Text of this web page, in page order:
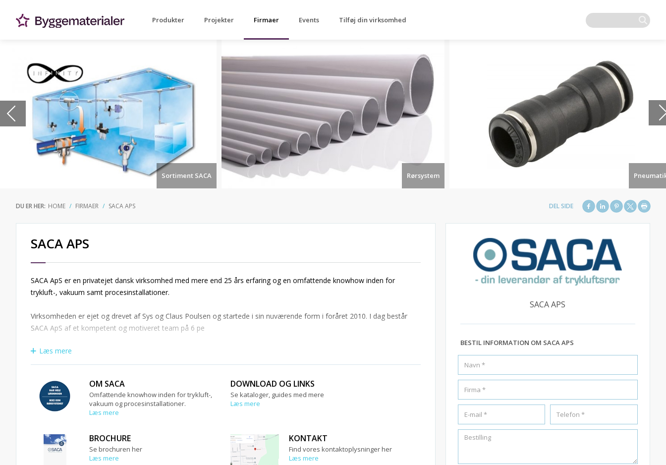
Produkter Projekter Firmaer Events Tilføj din virksomhed
Sortiment SACA Rørsystem
DU ER HER: HOME FIRMAER SACA APS
SACA APS
SACA ApS er en privatejet dansk virksomhed med mere end 25 års erfaring og en omfattende knowhow inden for
trykluft-, vakuum samt procesinstallationer.
Virksomheden er ejet og drevet af Sys og Claus Poulsen og startede i sin nuværende form i foråret 2010. I dag består
SACA ApS af et kompetent og motiveret team på 6 pe
Læs mere
OM SACA
Omfattende knowhow inden for trykluft-,
vakuum og procesinstallationer.
Læs mere
DOWNLOAD OG LINKS
Se kataloger, guides med mere
Læs mere
BROCHURE
Se brochuren her
Læs mere
KONTAKT
Find vores kontaktoplysninger her
Læs mere
SACA APS
BESTIL INFORMATION OM SACA APS